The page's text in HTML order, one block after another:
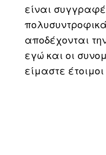
είναι
αποδέχονται
εγώ και οι
είμαστε